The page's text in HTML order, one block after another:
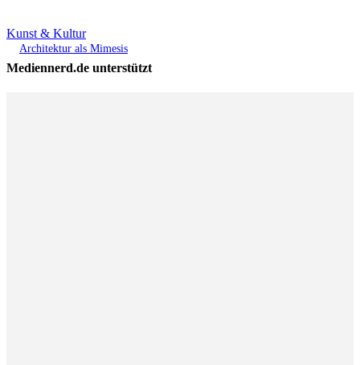
Kunst & Kultur
Architektur als Mimesis
Mediennerd.de unterstützt